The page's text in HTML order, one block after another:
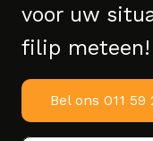
voor uw
filip meteen!
Bel ons 011 59